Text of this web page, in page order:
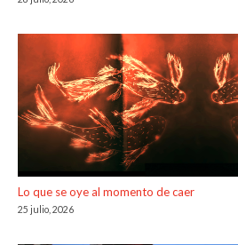
Lo que se oye al momento de caer
25 julio, 2026